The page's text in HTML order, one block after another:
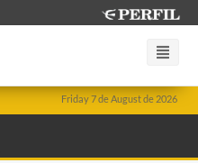
Friday 7 de August de 2026